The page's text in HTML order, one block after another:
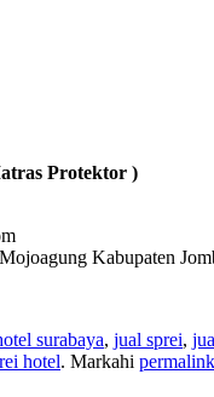
Protektor )
Kabupaten
surabaya, jual sprei,
hotel. Markahi permalink